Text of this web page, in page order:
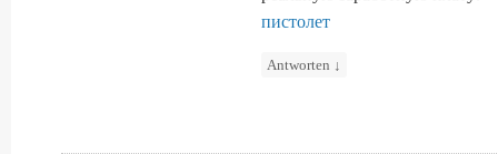
пистолет
Antworten ↓